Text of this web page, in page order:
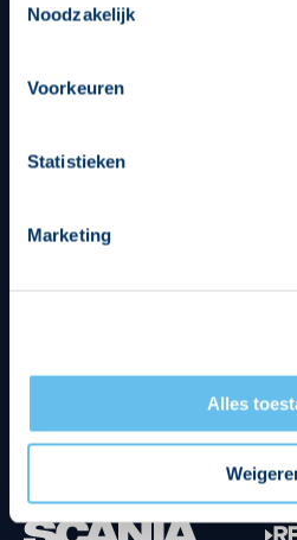
op een veilige en integere wijze.
beheren op de privacy- en
Noodzakelijk
Voorkeuren
Statistieken
Marketing
Alles